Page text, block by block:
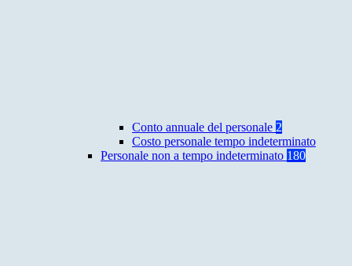
Conto annuale del personale 2
Costo personale tempo indeterminato
Personale non a tempo indeterminato 180